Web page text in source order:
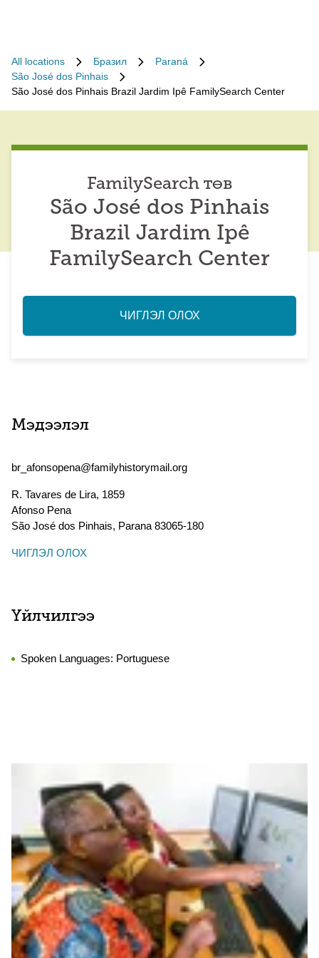
All locations Бразил
Paraná
São José dos Pinhais
São José dos Pinhais Brazil Jardim Ipê FamilySearch Center
FamilySearch төв
São José dos Pinhais
Brazil Jardim Ipê
FamilySearch Center
ЧИГЛЭЛ ОЛОХ
Мэдээлэл
br_afonsopena@familyhistorymail.org
R. Tavares de Lira, 1859
Afonso Pena
São José dos Pinhais, Parana 83065-180
ЧИГЛЭЛ ОЛОХ
Үйлчилгээ
Spoken Languages: Portuguese